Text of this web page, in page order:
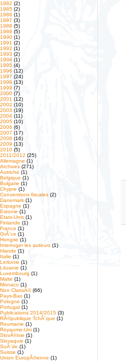
1982 (2)
1985 (2)
1986 (1)
1987 (3)
1988 (5)
1989 (5)
1990 (1)
1991 (2)
1992 (1)
1993 (2)
1994 (1)
1995 (4)
1996 (12)
1997 (24)
1998 (13)
1999 (7)
2000 (7)
2001 (12)
2002 (10)
2003 (19)
2004 (11)
2005 (10)
2006 (6)
2007 (17)
2008 (16)
2009 (13)
2010 (5)
2011/2012 (25)
Allemagne (1)
Archives (271)
Autriche (1)
Belgique (1)
Bulgarie (1)
Chypre (1)
Conventions fiscales (2)
Danemark (1)
Espagne (1)
Estonie (1)
Etats-Unis (1)
Finlande (1)
France (1)
GrÃ¨ce (1)
Hongrie (1)
Interroger les auteurs (1)
Irlande (1)
Italie (1)
Lettonie (1)
Lituanie (1)
Luxembourg (1)
Malte (1)
Monaco (1)
Non ClassÃ©(66)
Pays-Bas (1)
Pologne (1)
Portugal (1)
Publications 2014/2015 (3)
RÃ©publique TchÃ¨que (1)
Roumanie (1)
Royaume-Uni (1)
SlovÃ©nie (1)
Slovaquie (1)
SuÃ¨de (1)
Suisse (1)
Union EuropÃ©enne (1)